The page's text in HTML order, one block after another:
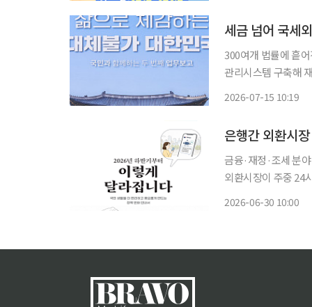
세금 넘어 국세
300여개 법률에 흩
관리시스템 구축해
2026-07-15 10:19
금융·재정·조세 분야 7월 1일부터 외국인 투자자의 외환시장 접근성 제고 등을 위해 은
외환시장이 주중 24
2026-06-30 10:00